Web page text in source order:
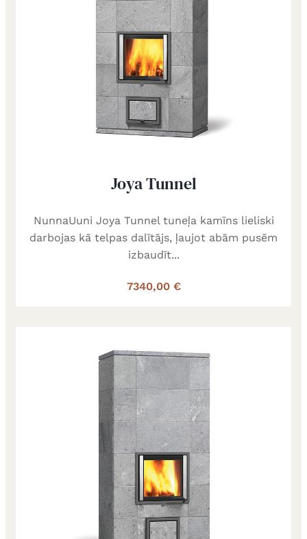
Joya Tunnel
NunnaUuni Joya Tunnel tuneļa kamīns lieliski
darbojas kā telpas dalītājs, ļaujot abām pusēm
izbaudīt...
7340,00 €